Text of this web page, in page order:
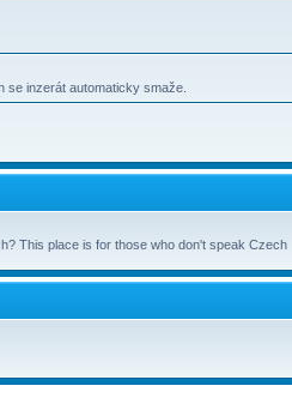
se inzerát automaticky smaže.
This place is for those who don't speak Czech